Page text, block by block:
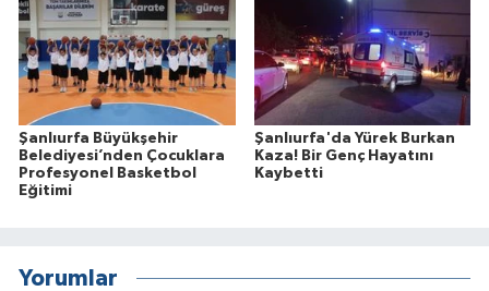
Şanlıurfa Büyükşehir
Belediyesi’nden Çocuklara
Profesyonel Basketbol
Eğitimi
Şanlıurfa'da Yürek Burkan
Kaza! Bir Genç Hayatını
Kaybetti
Yorumlar